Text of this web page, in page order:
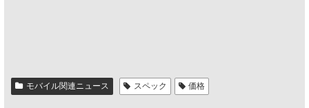
モバイル関連ニュース スペック 価格